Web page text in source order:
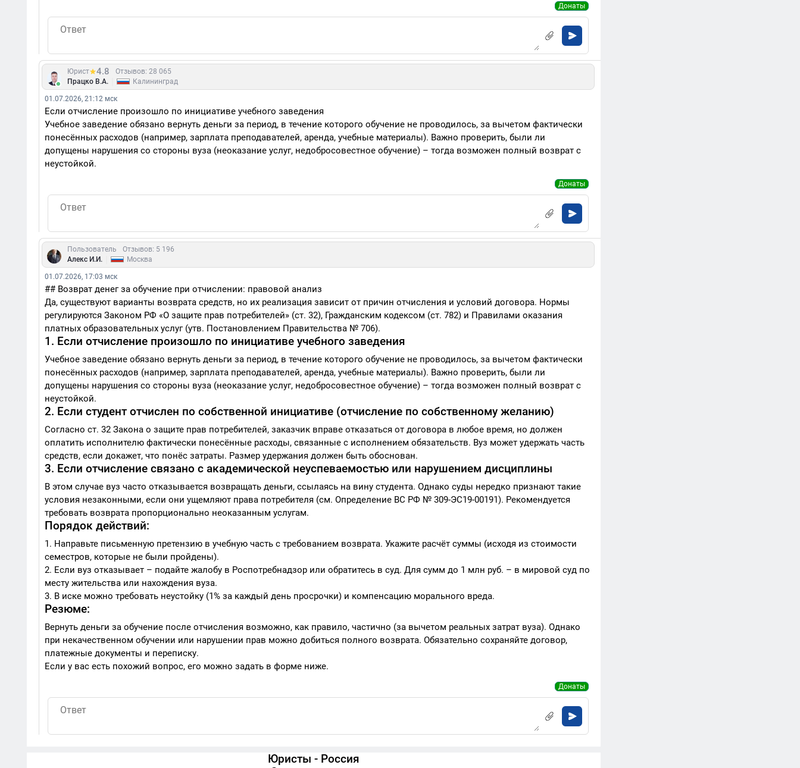
Донаты
Юрист 4.8
Отзывов: 28 065
Працко В.А.
Калининград
01.07.2026, 21:12 мск
Если отчисление произошло по инициативе учебного заведения
Учебное заведение обязано вернуть деньги за период, в течение которого обучение не проводилось, за вычетом фактически
понесённых расходов (например, зарплата преподавателей, аренда, учебные материалы). Важно проверить, были ли
допущены нарушения со стороны вуза (неоказание услуг, недобросовестное обучение) – тогда возможен полный возврат с
неустойкой.
Донаты
Пользователь
Отзывов: 5 196
Алекс И.И.
Москва
01.07.2026, 17:03 мск
## Возврат денег за обучение при отчислении: правовой анализ
Да, существуют варианты возврата средств, но их реализация зависит от причин отчисления и условий договора. Нормы
регулируются Законом РФ «О защите прав потребителей» (ст. 32), Гражданским кодексом (ст. 782) и Правилами оказания
платных образовательных услуг (утв. Постановлением Правительства № 706).
1. Если отчисление произошло по инициативе учебного заведения
Учебное заведение обязано вернуть деньги за период, в течение которого обучение не проводилось, за вычетом фактически
понесённых расходов (например, зарплата преподавателей, аренда, учебные материалы). Важно проверить, были ли
допущены нарушения со стороны вуза (неоказание услуг, недобросовестное обучение) – тогда возможен полный возврат с
неустойкой.
2. Если студент отчислен по собственной инициативе (отчисление по собственному желанию)
Согласно ст. 32 Закона о защите прав потребителей, заказчик вправе отказаться от договора в любое время, но должен
оплатить исполнителю фактически понесённые расходы, связанные с исполнением обязательств. Вуз может удержать часть
средств, если докажет, что понёс затраты. Размер удержания должен быть обоснован.
3. Если отчисление связано с академической неуспеваемостью или нарушением дисциплины
В этом случае вуз часто отказывается возвращать деньги, ссылаясь на вину студента. Однако суды нередко признают такие
условия незаконными, если они ущемляют права потребителя (см. Определение ВС РФ № 309-ЭС19-00191). Рекомендуется
требовать возврата пропорционально неоказанным услугам.
Порядок действий:
1. Направьте письменную претензию в учебную часть с требованием возврата. Укажите расчёт суммы (исходя из стоимости
семестров, которые не были пройдены).
2. Если вуз отказывает – подайте жалобу в Роспотребнадзор или обратитесь в суд. Для сумм до 1 млн руб. – в мировой суд по
месту жительства или нахождения вуза.
3. В иске можно требовать неустойку (1% за каждый день просрочки) и компенсацию морального вреда.
Резюме:
Вернуть деньги за обучение после отчисления возможно, как правило, частично (за вычетом реальных затрат вуза). Однако
при некачественном обучении или нарушении прав можно добиться полного возврата. Обязательно сохраняйте договор,
платежные документы и переписку.
Если у вас есть похожий вопрос, его можно задать в форме ниже.
Донаты
Юристы - Россия